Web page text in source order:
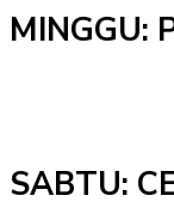
MINGGU:
SABTU: